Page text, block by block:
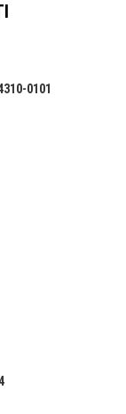
0101